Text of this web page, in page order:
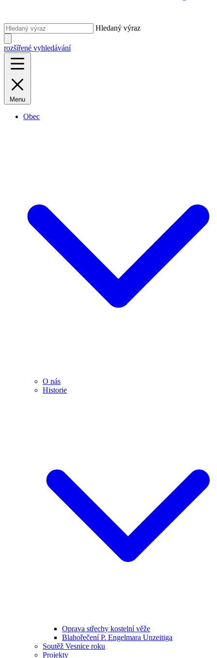
Hledaný výraz
rozšířené vyhledávání
Menu
Obec
O nás
Historie
Oprava střechy kostelní věže
Blahořečení P. Engelmara Unzeitiga
Soutěž Vesnice roku
Projekty